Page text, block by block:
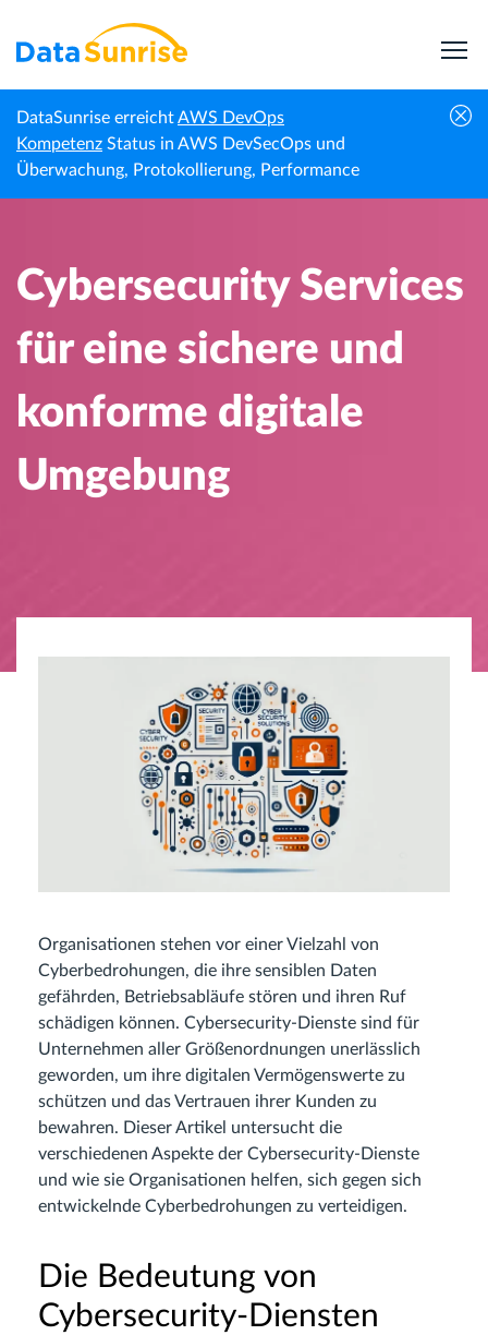
DataSunrise erreichtAWS DevOps
Kompetenz Status in AWS DevSecOps und
Überwachung, Protokollierung, Performance
Startseite Wissenszentrum
Cybersecurity Services für eine sichere und
konforme digitale Umgebung
Cybersecurity Services
für eine sichere und
konforme digitale
Umgebung
Organisationen stehen vor einer Vielzahl von
Cyberbedrohungen, die ihre sensiblen Daten
gefährden, Betriebsabläufe stören und ihren Ruf
schädigen können. Cybersecurity-Dienste sind für
Unternehmen aller Größenordnungen unerlässlich
geworden, um ihre digitalen Vermögenswerte zu
schützen und das Vertrauen ihrer Kunden zu
bewahren. Dieser Artikel untersucht die
verschiedenen Aspekte der Cybersecurity-Dienste
und wie sie Organisationen helfen, sich gegen sich
entwickelnde Cyberbedrohungen zu verteidigen.
Die Bedeutung von
Cybersecurity-Diensten